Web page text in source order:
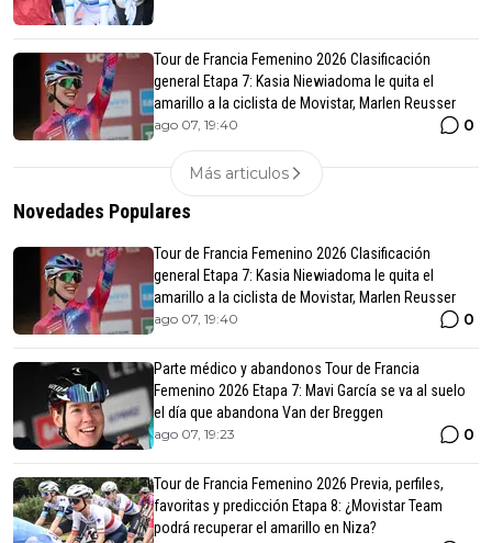
Tour de Francia Femenino 2026 Clasificación
general Etapa 7: Kasia Niewiadoma le quita el
amarillo a la ciclista de Movistar, Marlen Reusser
ago 07, 19:40 0
Más articulos
Novedades Populares
Tour de Francia Femenino 2026 Clasificación
general Etapa 7: Kasia Niewiadoma le quita el
amarillo a la ciclista de Movistar, Marlen Reusser
ago 07, 19:40 0
Parte médico y abandonos Tour de Francia
Femenino 2026 Etapa 7: Mavi García se va al suelo
el día que abandona Van der Breggen
ago 07, 19:23 0
Tour de Francia Femenino 2026 Previa, perfiles,
favoritas y predicción Etapa 8: ¿Movistar Team
podrá recuperar el amarillo en Niza?